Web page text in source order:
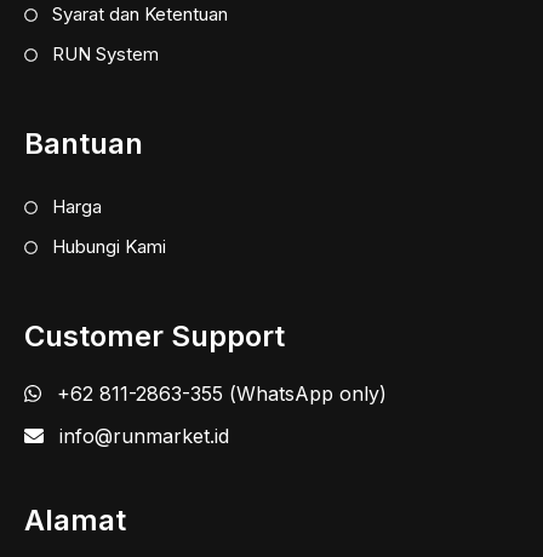
Syarat dan Ketentuan
RUN System
Bantuan
Harga
Hubungi Kami
Customer Support
+62 811-2863-355 (WhatsApp only)
info@runmarket.id
Alamat